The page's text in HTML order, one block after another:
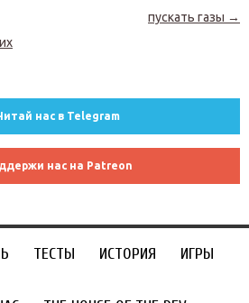
пускать газы →
нас в Telegram
нас на Patreon
ТЕСТЫ ИСТОРИЯ ИГРЫ